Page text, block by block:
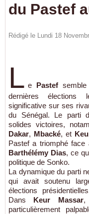
du Pastef
Rédigé le Lundi 18
L e Pastefsemble
dernières élections
significative sur ses
du Sénégal. Le parti
solides victoires,
Dakar, Mbacké, et
Pastef a triomphé
Barthélémy Dias, ce
politique de Sonko.
La dynamique du parti
qui avait soutenu
élections
Dans Keur Massar,
particulièrement